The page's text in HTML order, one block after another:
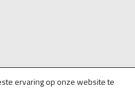
ervaring op onze website te